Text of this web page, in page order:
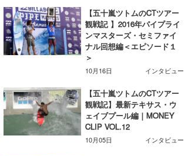
【五十嵐ツトムのCTツアー
観戦記 】2016年パイプライ
ンマスターズ・セミファイ
ナル回想編＜エピソード１
＞
10月16日 インタビュー
【五十嵐ツトムのCTツアー
観戦記】最新テキサス・ウ
ェイブプール編｜MONEY
CLIP VOL.12
10月05日 インタビュー
四国
沖縄
サーファーズ